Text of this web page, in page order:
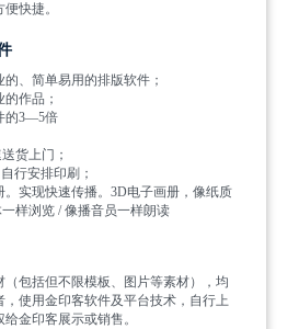
快捷。
、简单易用的排版软件；
作品；
的3—5倍
货上门；
行安排印刷；
。实现快速传播。3D电子画册，像纸质
样浏览 / 像播音员一样朗读
包括但不限模板、图片等素材），均
使用金印客软件及平台技术，自行上
金印客展示或销售。